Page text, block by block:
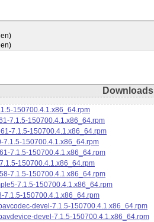
Downloads
150700.4.1.x86_64.rpm
7.1.5-150700.4.1.x86_64.rpm
7.1.5-150700.4.1.x86_64.rpm
7.1.5-150700.4.1.x86_64.rpm
7.1.5-150700.4.1.x86_64.rpm
150700.4.1.x86_64.rpm
7.1.5-150700.4.1.x86_64.rpm
7.1.5-150700.4.1.x86_64.rpm
7.1.5-150700.4.1.x86_64.rpm
devel-7.1.5-150700.4.1.x86_64.rpm
devel-7.1.5-150700.4.1.x86_64.rpm